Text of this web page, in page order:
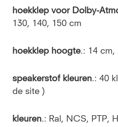
hoekklep voor Dolby-
130, 140, 150 cm
hoekklep hoogte.: 14 cm,
speakerstof kleuren.: 40
de site )
kleuren.: Ral, NCS, PTP,